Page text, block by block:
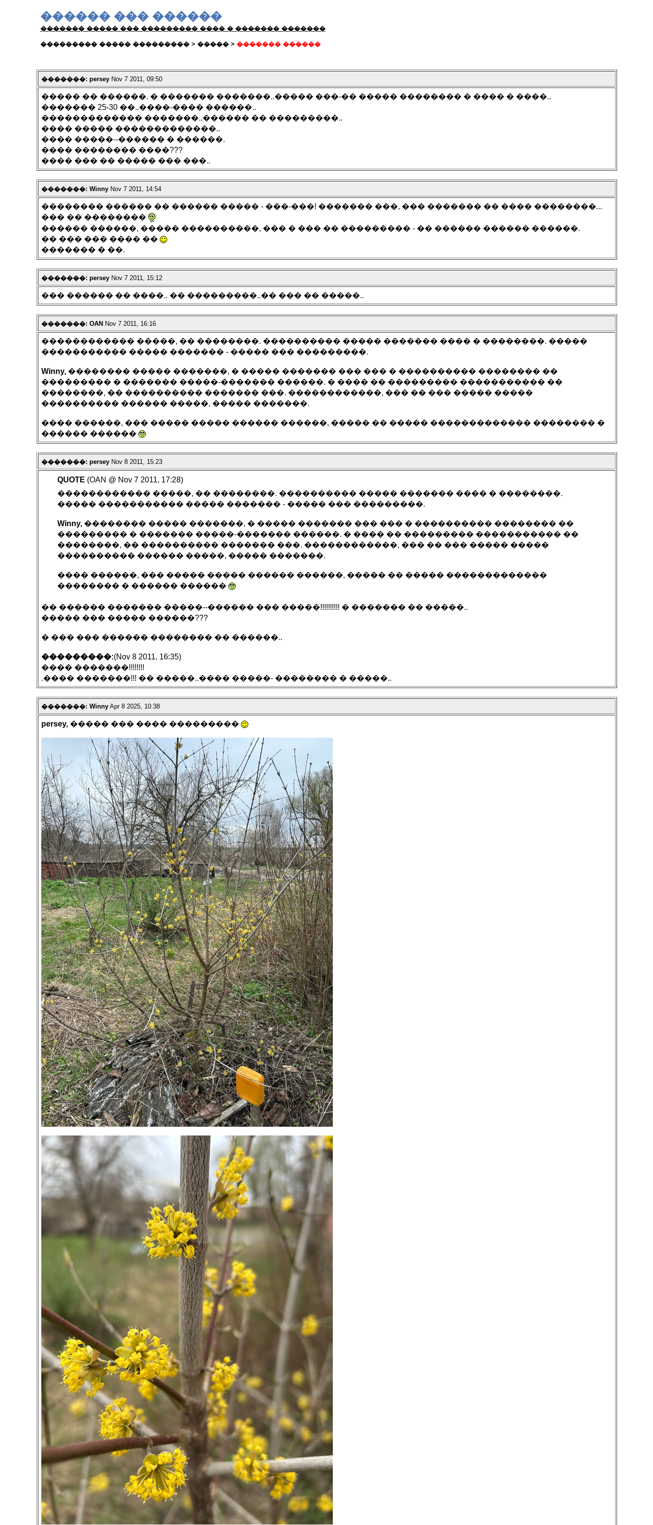
������ ��� ������
������� ����� ��� ��������� ���� � ������� �������
��������� ����� ��������� > ����� > ������� ������
�������: perseyNov 7 2011, 09:50
����� �� ������. � ������� �������..����� ���-�� ����� �������� � ���� � ����..
������� 25-30 ��..����-���� ������..
������������� �������..������ �� ���������..
���� ����� �������������..
���� �����--������ � ������.
���� �������� ����???
���� ��� �� ����� ��� ���..
�������: WinnyNov 7 2011, 14:54
�������� ������ �� ������ ����� - ���-���! ������� ���, ��� ������� �� ���� ��������...
��� �� ��������
������ ������, ����� ����������, ��� � ��� �� ��������� - �� ������ ������ ������.
�� ��� ��� ���� ��
������� � ��.
�������: perseyNov 7 2011, 15:12
��� ������ �� ����.. �� ���������..�� ��� �� �����..
�������: OAN Nov 7 2011, 16:16
������������ �����, �� ��������. ���������� ����� ������� ���� � ��������. �����
����������� ����� ������� - ����� ��� ���������.
Winny,�������� ����� �������, � ����� ������� ��� ��� � ���������� �������� ��
��������� � ������� �����-������� ������. � ���� �� ��������� ����������� ��
��������, �� ���������� ������� ���. ������������, ��� �� ��� ����� �����
���������� ������ �����, ����� �������.
���� ������, ��� ����� ����� ������ ������, ����� �� ����� ������������� �������� �
������ ������
�������: perseyNov 8 2011, 15:23
QUOTE (OAN @ Nov 7 2011, 17:28)
������������ �����, �� ��������. ���������� ����� ������� ���� � ��������.
����� ����������� ����� ������� - ����� ��� ���������.
Winny, �������� ����� �������, � ����� ������� ��� ��� � ���������� �������� ��
��������� � ������� �����-������� ������. � ���� �� ��������� ����������� ��
��������, �� ���������� ������� ���. ������������, ��� �� ��� ����� �����
���������� ������ �����, ����� �������.
���� ������, ��� ����� ����� ������ ������, ����� �� ����� �������������
�������� � ������ ������
�� ������ ������� �����--������ ��� �����!!!!!!!!!! � ������� �� �����..
����� ��� ����� ������???
� ��� ��� ������ �������� �� ������..
���������:(Nov 8 2011, 16:35)
���� �������!!!!!!!!
.���� �������!!! �� �����..���� �����- �������� � �����..
�������: WinnyApr 8 2025, 10:38
persey,����� ��� ���� ���������